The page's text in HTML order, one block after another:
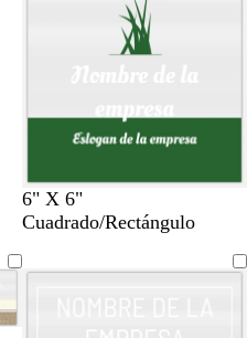
6" X 6"
Cuadrado/Rectángulo